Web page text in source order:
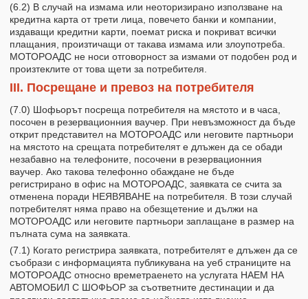
(6.2) В случай на измама или неоторизирано използване на
кредитна карта от трети лица, повечето банки и компании,
издаващи кредитни карти, поемат риска и покриват всички
плащания, произтичащи от такава измама или злоупотреба.
МОТОРОАДС не носи отговорност за измами от подобен род и
произтеклите от това щети за потребителя.
III. Посрещане и превоз на потребителя
(7.0) Шофьорът посреща потребителя на мястото и в часа,
посочен в резервационния ваучер. При невъзможност да бъде
открит представител на МОТОРОАДС или неговите партньори
на мястото на срещата потребителят е длъжен да се обади
незабавно на телефоните, посочени в резервационния
ваучер. Ако такова телефонно обаждане не бъде
регистрирано в офис на МОТОРОАДС, заявката се счита за
отменена поради НЕЯВЯВАНЕ на потребителя. В този случай
потребителят няма право на обезщетение и дължи на
МОТОРОАДС или неговите партньори заплащане в размер на
пълната сума на заявката.
(7.1) Когато регистрира заявката, потребителят е длъжен да се
съобрази с информацията публикувана на уеб страниците на
МОТОРОАДС относно времетраенето на услугата НАЕМ НА
АВТОМОБИЛ С ШОФЬОР за съответните дестинации и да